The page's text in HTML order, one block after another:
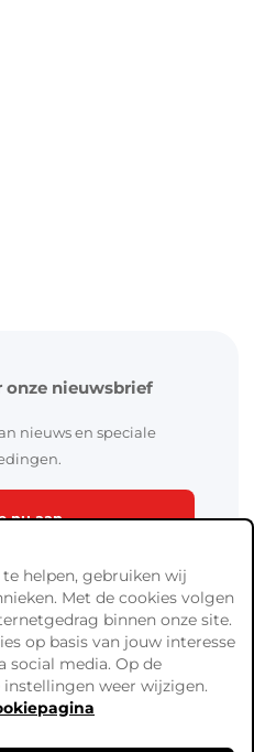
onze nieuwsbrief
nieuws en speciale
nu aan
helpen, gebruiken wij
Met de cookies volgen
binnen onze site.
op basis van jouw interesse
social media. Op de
weer wijzigen.